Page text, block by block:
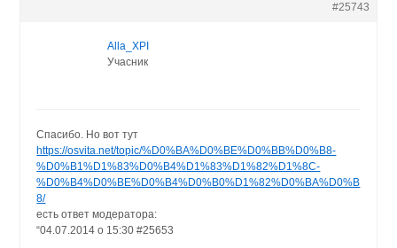
#25743
Alla_XPI
Учасник
Спасибо. Но вот тут
https://osvita.net/topic/%D0%BA%D0%BE%D0%BB%D0%B8-
%D0%B1%D1%83%D0%B4%D1%83%D1%82%D1%8C-
%D0%B4%D0%BE%D0%B4%D0%B0%D1%82%D0%BA%D0%B
8/
есть ответ модератора:
“04.07.2014 о 15:30 #25653